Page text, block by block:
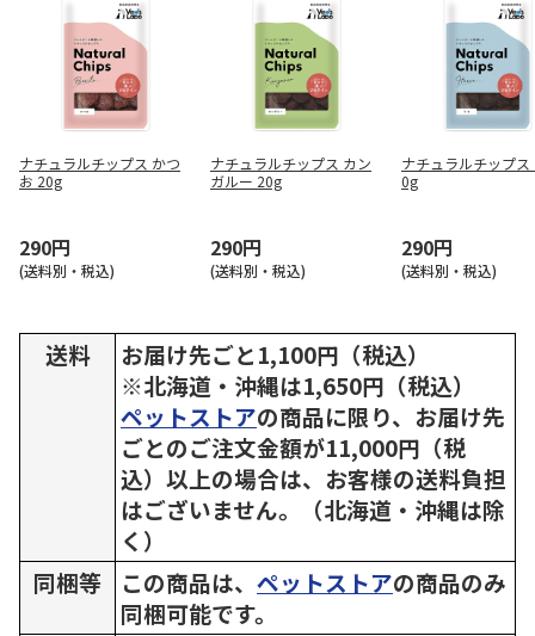
ナチュラルチップス かつ
お 20g
290円
(送料別・税込)
ナチュラルチップス カン
ガルー 20g
290円
(送料別・税込)
ナチュラルチップス
0g
290円
(送料別・税込)
送料
お届け先ごと1,100円（税込）
※北海道・沖縄は1,650円（税込）
ペットストアの商品に限り、お届け先
ごとのご注文金額が11,000円（税
込）以上の場合は、お客様の送料負担
はございません。（北海道・沖縄は除
く）
同梱等
この商品は、 ペットストアの商品のみ
同梱可能です。